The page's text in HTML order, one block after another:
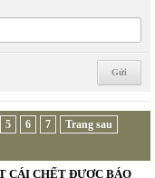
5 6 7
Trang sau
CÁI CHẾT ĐƯỢC BÁO